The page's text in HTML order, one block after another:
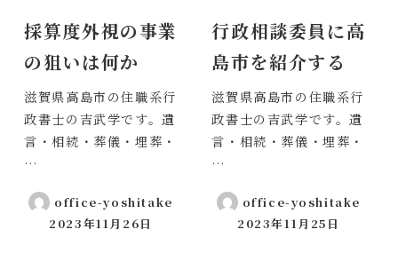
採算度外視の事業
の狙いは何か
滋賀県高島市の住職系行
政書士の吉武学です。遺
言・相続・葬儀・埋葬・
…
office-yoshitake
投稿日
2023年11月26日
行政相談委員に高
島市を紹介する
滋賀県高島市の住職系行
政書士の吉武学です。遺
言・相続・葬儀・埋葬・
…
office-yoshitake
投稿日
2023年11月25日